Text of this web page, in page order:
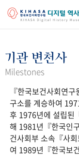
걸어온 길 기관 변천사
연구 역사
정책과 연구 키워드
간행물 변천사
기관 변천사
Milestones
『한국보건사회연
구소를 계승하여
후 1976년에 설립된
해 1981년『한국인
건사회부 소속『사
여 1989년『한국보